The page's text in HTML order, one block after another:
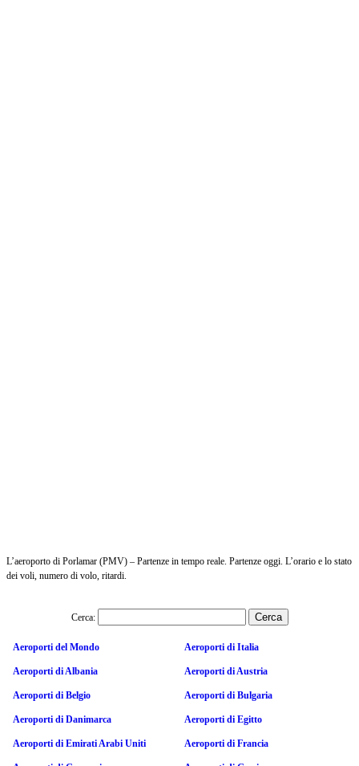
L’aeroporto di Porlamar (PMV) – Partenze in tempo reale. Partenze oggi. L’orario e lo stato
dei voli, numero di volo, ritardi.
Cerca:
Aeroporti del Mondo Aeroporti di Italia
Aeroporti di Albania Aeroporti di Austria
Aeroporti di Belgio Aeroporti di Bulgaria
Aeroporti di Danimarca Aeroporti di Egitto
Aeroporti di Emirati Arabi Uniti Aeroporti di Francia